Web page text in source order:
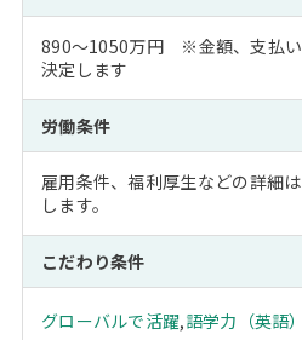
890～1050万円 ※金額、支払い
決定します
労働条件
雇用条件、福利厚生などの詳細
します。
こだわり条件
グローバルで活躍,語学力（英語